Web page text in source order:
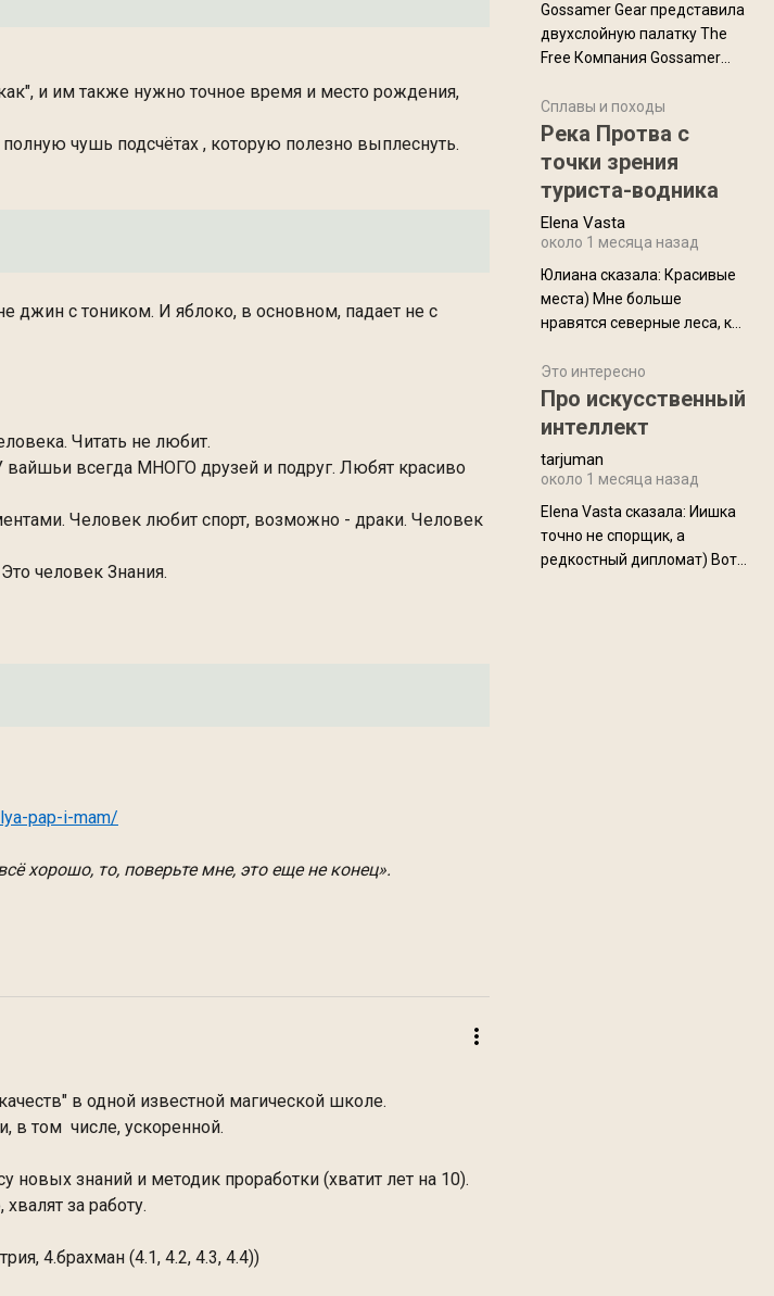
и им также нужно точное время и место рождения,
чушь подсчётах , которую полезно выплеснуть.
джин с тоником. И яблоко, в основном, падает не с
Читать не любит.
всегда МНОГО друзей и подруг. Любят красиво
Человек любит спорт, возможно - драки. Человек
человек Знания.
pap-i-mam/
хорошо, то, поверьте мне, это еще не конец».
в одной известной магической школе.
в том числе, ускоренной.
знаний и методик проработки (хватит лет на 10).
за работу.
4.брахман (4.1, 4.2, 4.3, 4.4))
Gossamer Gear представила
двухслойную палатку The
Free Компания Gossamer
туристическую палатку The
Free, которая стала первой
ультралегкой моделью в
ассортименте
производителя. Новинка
получила двухслойную
конструкцию с отдельным
внешним тентом и сетчатой
внутренней палаткой, а ее
комплектации составляет
около 845 г. Палатка весит
менее
Сплавы и походы
Река Протва с
точки зрения
туриста-водника
Elena Vasta
около 1 месяца назад
Юлиана сказалa: Красивые
места) Мне больше
нравятся северные леса, как
южной тайги
Это интересно
Про искусственный
интеллект
tarjuman
около 1 месяца назад
Elena Vasta сказалa: Иишка
точно не спорщик, а
редкостный дипломат) Вот,